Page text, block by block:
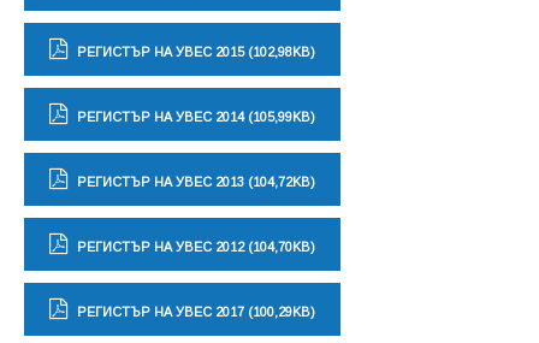
РЕГИСТЪР НА УВЕС 2015 (102,98KB)
РЕГИСТЪР НА УВЕС 2014 (105,99KB)
РЕГИСТЪР НА УВЕС 2013 (104,72KB)
РЕГИСТЪР НА УВЕС 2012 (104,70KB)
РЕГИСТЪР НА УВЕС 2017 (100,29KB)